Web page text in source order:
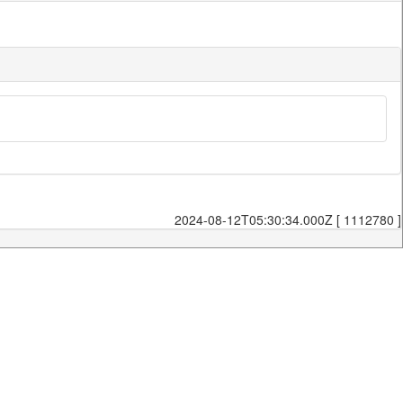
2024-08-12T05:30:34.000Z [ 1112780 ]